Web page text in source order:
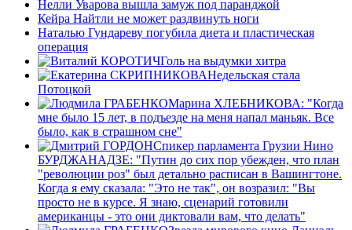
Нелли Уварова вышла замуж под паранджой
Кейра Найтли не может раздвинуть ноги
Наталью Гундареву погубила диета и пластическая
операция
Голь на выдумки хитра
Недельская стала
Потоцкой
Марина ХЛЕБНИКОВА: "Когда
мне было 15 лет, в подъезде на меня напал маньяк. Все
было, как в страшном сне"
Спикер парламента Грузии Нино
БУРДЖАНАДЗЕ: "Путин до сих пор убежден, что план
"революции роз" был детально расписан в Вашингтоне.
Когда я ему сказала: "Это не так", он возразил: "Вы
просто не в курсе. Я знаю, сценарий готовили
американцы - это они диктовали вам, что делать"